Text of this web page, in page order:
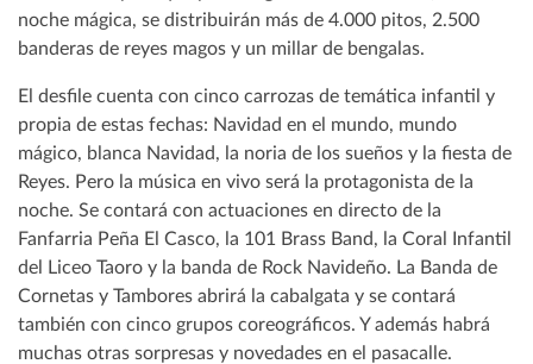
noche mágica, se distribuirán más de 4.000 pitos, 2.500
banderas de reyes magos y un millar de bengalas.
El desfile cuenta con cinco carrozas de temática infantil y
propia de estas fechas: Navidad en el mundo, mundo
mágico, blanca Navidad, la noria de los sueños y la fiesta de
Reyes. Pero la música en vivo será la protagonista de la
noche. Se contará con actuaciones en directo de la
Fanfarria Peña El Casco, la 101 Brass Band, la Coral Infantil
del Liceo Taoro y la banda de Rock Navideño. La Banda de
Cornetas y Tambores abrirá la cabalgata y se contará
también con cinco grupos coreográficos. Y además habrá
muchas otras sorpresas y novedades en el pasacalle.